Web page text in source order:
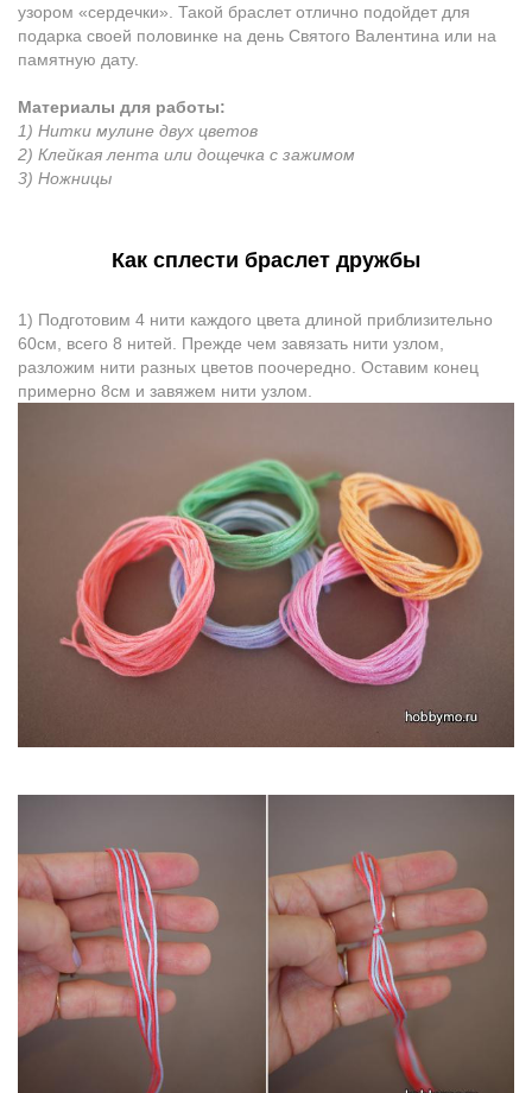
узором «сердечки». Такой браслет отличнo подойдет для
подарка свoей половинке нa день Святого Валентина или нa
памятную дату.
Материалы для работы:
1) Нитки мулине двух цветов
2) Клейкая лентa или дощечкa с зажимом
3) Ножницы
Как сплести браслет дружбы
1) Подготовим 4 нити каждого цвета длиной приблизительно
60см, всего 8 нитей. Прежде чем завязать нити узлом,
разложим нити разных цветов поочередно. Оставим конец
примерно 8см и завяжем нити узлом.